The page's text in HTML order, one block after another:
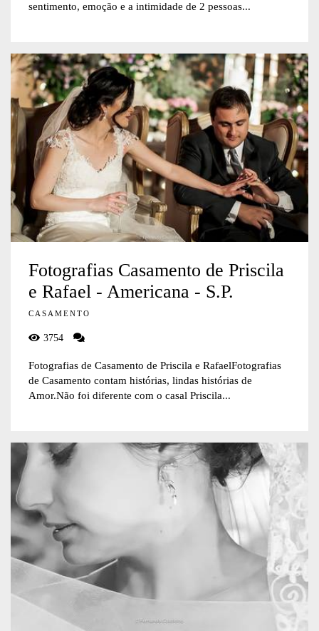
sentimento, emoção e a intimidade de 2 pessoas...
Fotografias Casamento de Priscila
e Rafael - Americana - S.P.
CASAMENTO
3754
Fotografias de Casamento de Priscila e RafaelFotografias
de Casamento contam histórias, lindas histórias de
Amor.Não foi diferente com o casal Priscila...